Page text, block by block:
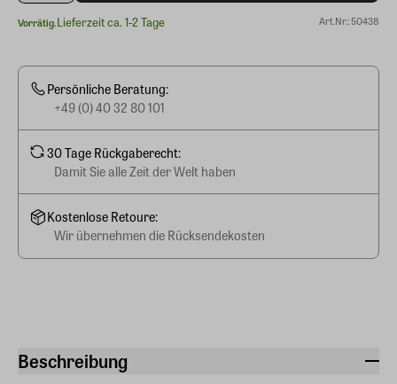
Beschreibung
Vorrätig.Lieferzeit ca. 1-2 Tage Art.Nr.: 50438
Persönliche Beratung:
+49 (0) 40 32 80 101
30 Tage Rückgaberecht:
Damit Sie alle Zeit der Welt haben
Kostenlose Retoure:
Wir übernehmen die Rücksendekosten